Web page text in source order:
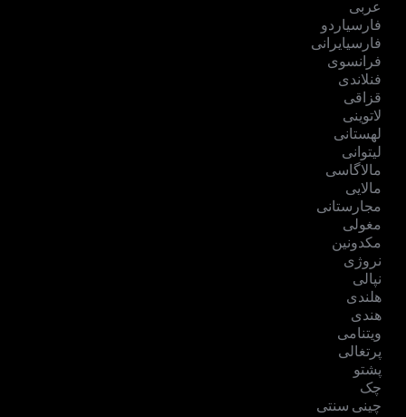
عربی
فارسیاردو
فارسیایرانی
فرانسوی
فنلاندی
قزاقی
لاتوینی
لهستانی
لیتوانی
مالاگاسی
مالایی
مجارستانی
مغولی
مکدونین
نروژی
نپالی
هلندی
هندی
ویتنامی
پرتغالی
پشتو
چک
چینی سنتی